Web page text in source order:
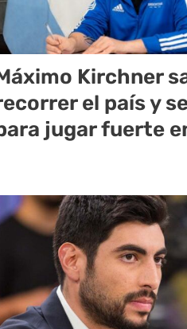
Kirchner
el país y
jugar fuerte